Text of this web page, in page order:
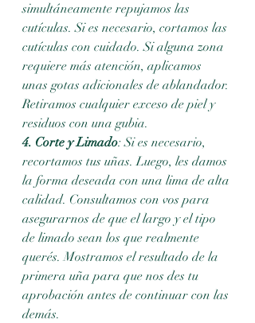
simultáneamente repujamos las
cutículas. Si es necesario, cortamos las
cutículas con cuidado. Si alguna zona
requiere más atención, aplicamos
unas gotas adicionales de ablandador.
Retiramos cualquier exceso de piel y
residuos con una gubia.
4. Corte y Limado: Si es necesario,
recortamos tus uñas. Luego, les damos
la forma deseada con una lima de alta
calidad. Consultamos con vos para
asegurarnos de que el largo y el tipo
de limado sean los que realmente
querés. Mostramos el resultado de la
primera uña para que nos des tu
aprobación antes de continuar con las
demás.